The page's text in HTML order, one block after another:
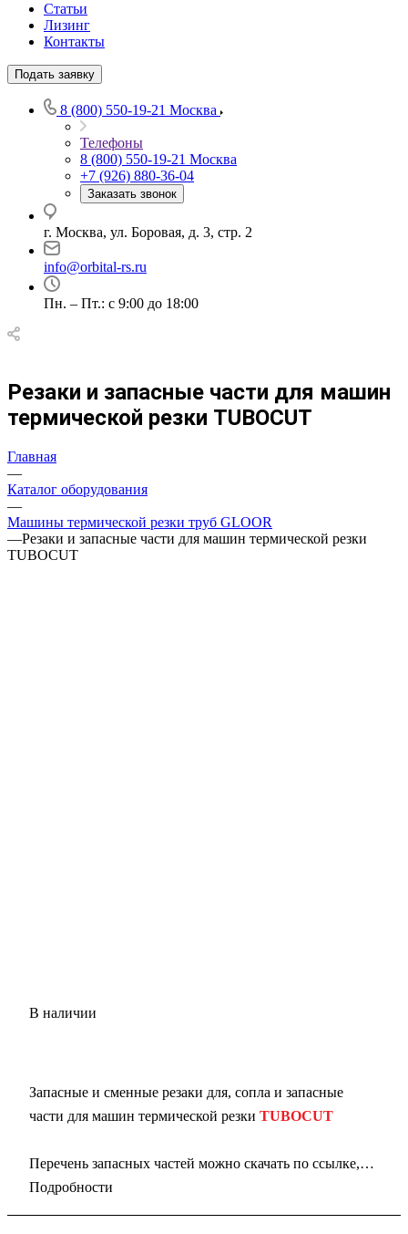
Статьи
Лизинг
Контакты
Подать заявку
8 (800) 550-19-21 Москва
Телефоны
8 (800) 550-19-21 Москва
+7 (926) 880-36-04
Заказать звонок
г. Москва, ул. Боровая, д. 3, стр. 2
info@orbital-rs.ru
Пн. – Пт.: с 9:00 до 18:00
Резаки и запасные части для машин
термической резки TUBOCUT
Главная
—
Каталог оборудования
—
Машины термической резки труб GLOOR
—Резаки и запасные части для машин термической резки
TUBOCUT
В наличии
Запасные и сменные резаки для, сопла и запасные
части для машин термической резки TUBOCUT
Перечень запасных частей можно скачать по ссылке,
ниже:
Подробности